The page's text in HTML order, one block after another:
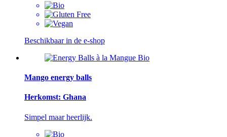
Beschikbaar in de e-shop
Mango energy balls
Herkomst: Ghana
Simpel maar heerlijk.